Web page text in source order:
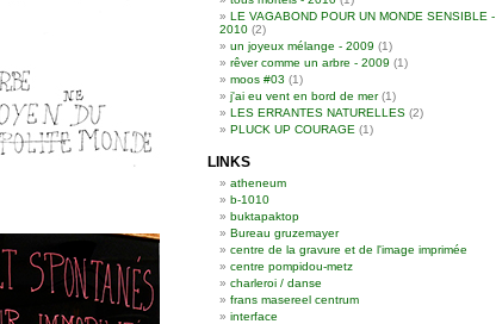
LE VAGABOND POUR UN MONDE SENSIBLE -
2010 (2)
un joyeux mélange - 2009 (1)
rêver comme un arbre - 2009 (1)
moos #03 (1)
j'ai eu vent en bord de mer(1)
LES ERRANTES NATURELLES (2)
PLUCK UP COURAGE (1)
LINKS
atheneum
b-1010
buktapaktop
Bureau gruzemayer
centre de la gravure et de l'image imprimée
centre pompidou-metz
charleroi / danse
frans masereel centrum
interface